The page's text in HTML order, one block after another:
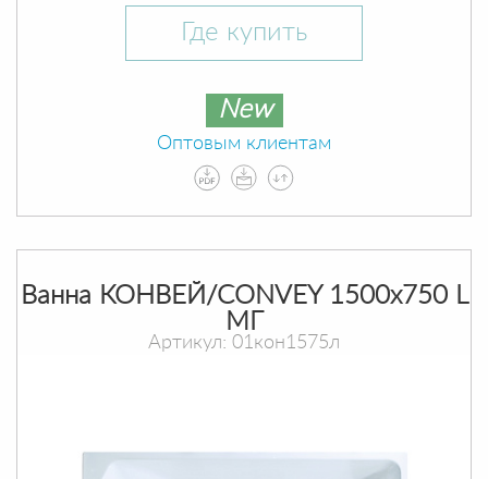
Где купить
New
Оптовым клиентам
Ванна КОНВЕЙ/CONVEY 1500х750 L
МГ
Артикул: 01кон1575л